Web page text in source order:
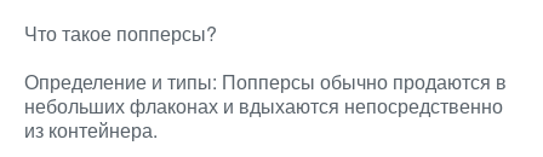
Что такое попперсы?
Определение и типы: Попперсы обычно продаются в
небольших флаконах и вдыхаются непосредственно
из контейнера.